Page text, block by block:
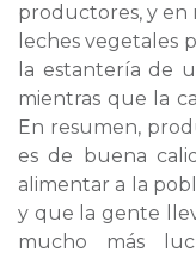
productores, y en
leches vegetales
la estantería de
mientras que la
En resumen,
es de buena
alimentar a la
y que la gente
mucho más